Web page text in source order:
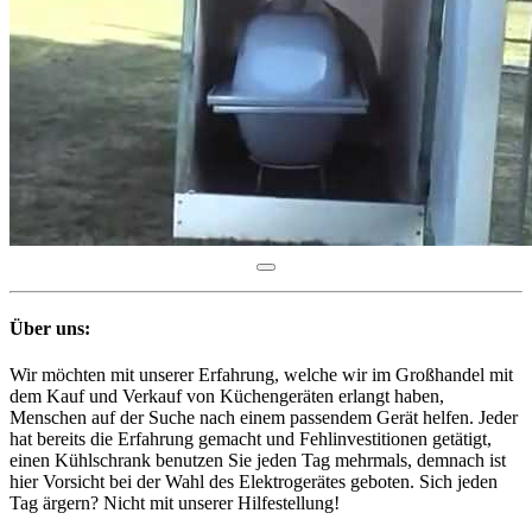
Über uns:
Wir möchten mit unserer Erfahrung, welche wir im Großhandel mit
dem Kauf und Verkauf von Küchengeräten erlangt haben,
Menschen auf der Suche nach einem passendem Gerät helfen. Jeder
hat bereits die Erfahrung gemacht und Fehlinvestitionen getätigt,
einen Kühlschrank benutzen Sie jeden Tag mehrmals, demnach ist
hier Vorsicht bei der Wahl des Elektrogerätes geboten. Sich jeden
Tag ärgern? Nicht mit unserer Hilfestellung!